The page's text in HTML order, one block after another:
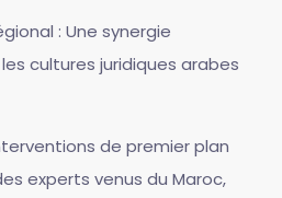
: Une synergie
cultures juridiques arabes
de premier plan
experts venus du Maroc,